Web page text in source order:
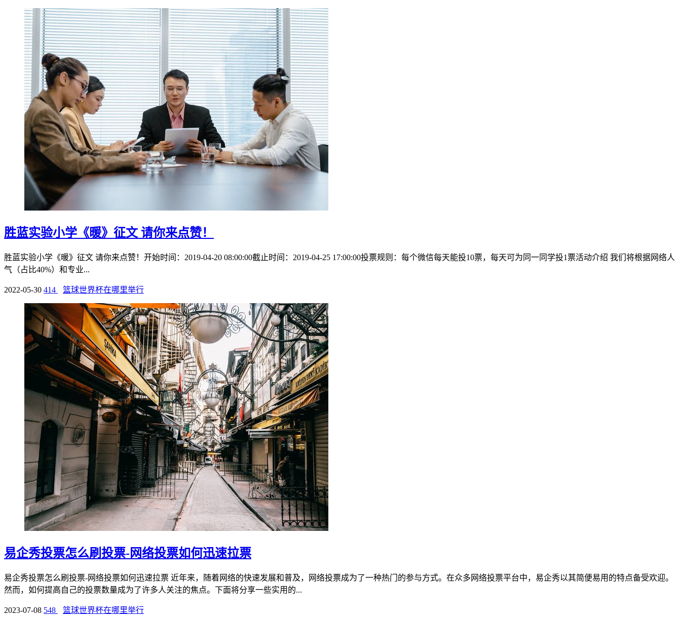
胜蓝实验小学《暖》征文 请你来点赞！
胜蓝实验小学《暖》征文 请你来点赞！开始时间：2019-04-20 08:00:00截止时间：2019-04-25 17:00:00投票规则：每个微信每天能投10票，每天可为同一同学投1票活动介绍 我们将根据网络人
气（占比40%）和专业...
2022-05-30 414 篮球世界杯在哪里举行
易企秀投票怎么刷投票-网络投票如何迅速拉票
易企秀投票怎么刷投票-网络投票如何迅速拉票 近年来，随着网络的快速发展和普及，网络投票成为了一种热门的参与方式。在众多网络投票平台中，易企秀以其简便易用的特点备受欢迎。
然而，如何提高自己的投票数量成为了许多人关注的焦点。下面将分享一些实用的...
2023-07-08 548 篮球世界杯在哪里举行